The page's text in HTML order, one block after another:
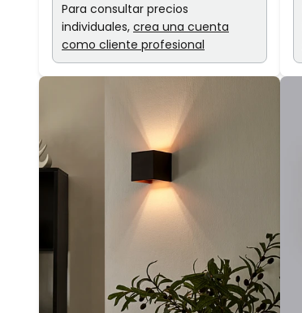
Para consultar precios
individuales, crea una cuenta
como cliente profesional